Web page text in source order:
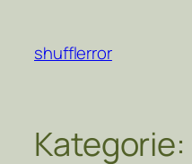
springen
shufflerror
Kategorie: